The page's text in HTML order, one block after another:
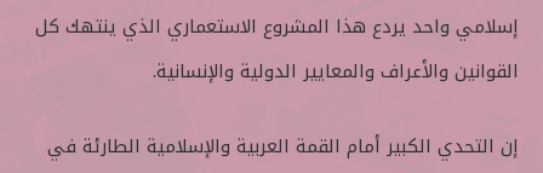
إسلامي واحد يردع هذا المشروع الاستعماري الذي ينتهك كل
القوانين والأعراف والمعايير الدولية والإنسانية.
إن التحدي الكبير أمام القمة العربية والإسلامية الطارئة في